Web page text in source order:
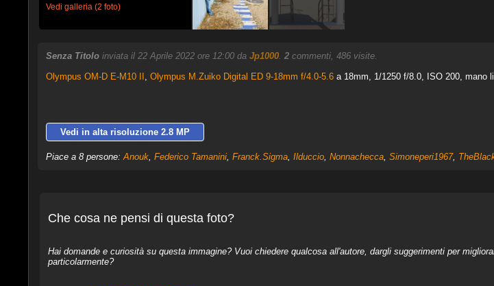
Vedi galleria (2 foto)
Senza Titolo inviata il 22 Aprile 2022 ore 12:00 da Jp1000. 2commenti, 486 visite.
Olympus OM-D E-M10 II , Olympus M.Zuiko Digital ED 9-18mm f/4.0-5.6a 18mm, 1/1250 f/8.0, ISO 200, mano
Vedi in alta risoluzione 2.8 MP
Piace a 8 persone:Anouk, Federico Tamanini, Franck.Sigma, Ilduccio, Nonnachecca, Simoneperi1967,
Che cosa ne pensi di questa foto?
Hai domande e curiosità su questa immagine? Vuoi chiedere qualcosa all'autore, dargli suggerimenti per
particolarmente?